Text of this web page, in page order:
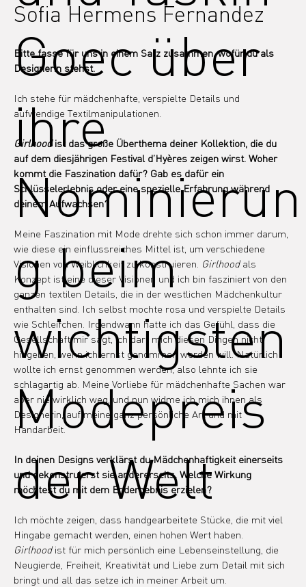
Sofia Hermens Fernandez
Bitte fasse für uns in einem Satz zusammen, wofür du als
Designerin stehst.
Ich stehe für mädchenhafte, verspielte Details und
aufwendige Textilmanipulationen.
Girlhood ist das große Überthema deiner Kollektion, die du
auf dem diesjährigen Festival d’Hyères zeigen wirst. Woher
kommt die Faszination dafür? Gab es dafür ein
Schlüsselerlebnis oder eine spezielle Erfahrung während
deinem Aufwachsen?
Meine Faszination mit Mode drehte sich schon immer darum,
wie diese ein einflussreiches Mittel ist, um verschiedene
Visionen von Weiblichkeit zu konstruieren. Girlhood als
Konzept ist eine dieser Visionen und ich bin fasziniert von den
ganzen textilen Details, die in der westlichen Mädchenkultur
enthalten sind. Ich selbst mochte rosa und verspielte Details
wie Schleifchen. Irgendwann hatte ich das Gefühl, dass die
Gesellschaft mir sagt, ich darf mich diesen Dingen nicht
hingeben, wenn ich ernst genommen werden will. Natürlich
wollte ich ernst genommen werden, also lehnte ich sie
schlagartig ab. Meine Vorliebe für mädchenhafte Sachen war
aber nie wirklich weg, und nun widme ich mich ihnen als
Designerin, auf meine ganz persönliche Art und mit
Handarbeit.
In deinen Designs verklärst du Mädchenhaftigkeit einerseits
und dekonstruierst sie andererseits. Welche Wirkung
möchtest du mit dem Endergebnis erzielen?
Ich möchte zeigen, dass handgearbeitete Stücke, die mit viel
Hingabe gemacht werden, einen hohen Wert haben.
Girlhood ist für mich persönlich eine Lebenseinstellung, die
Neugierde, Freiheit, Kreativität und Liebe zum Detail mit sich
bringt und all das setze ich in meiner Arbeit um.
Goec über
ihre
Nominierun
g beim
wichtigsten
Modepreis
der Welt